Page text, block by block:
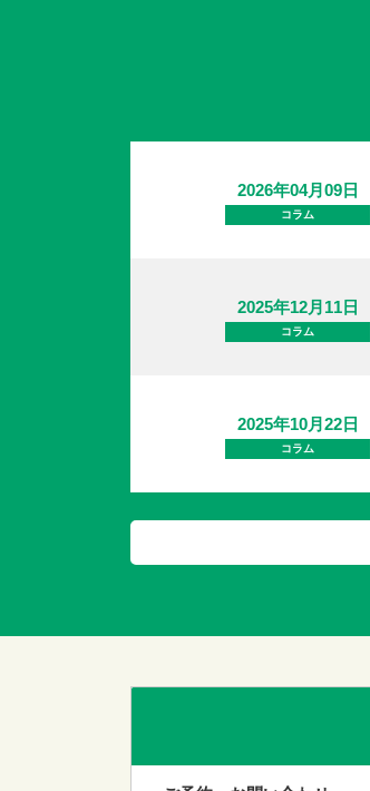
2026年04月09日
コラム
2025年12月11日
コラム
2025年10月22日
コラム